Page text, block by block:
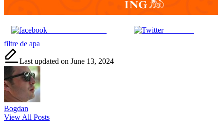
Post on X
Tags:
filtre de apa
Last updated on June 13, 2024
Bogdan
View All Posts